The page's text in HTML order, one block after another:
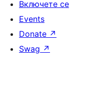
Включете се
Events
Donate ↗
Swag ↗